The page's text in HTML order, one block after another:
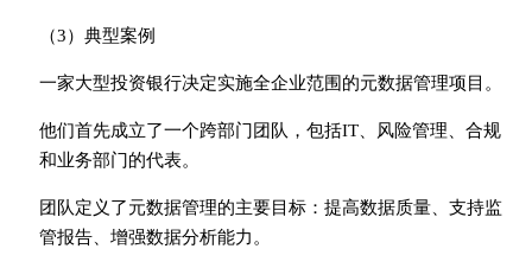
（3）典型案例
一家大型投资银行决定实施全企业范围的元数据管理项目。
他们首先成立了一个跨部门团队，包括IT、风险管理、合规
和业务部门的代表。
团队定义了元数据管理的主要目标：提高数据质量、支持监
管报告、增强数据分析能力。